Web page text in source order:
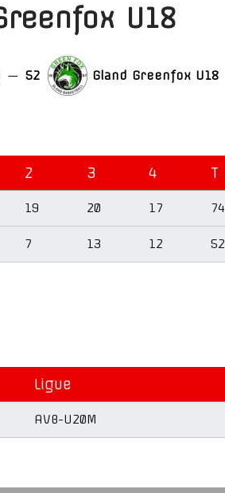
U18
— 52 Gland Greenfox U18
2 3 4 T
19 20 17 74
7 13 12 52
Ligue
AVB-U20M